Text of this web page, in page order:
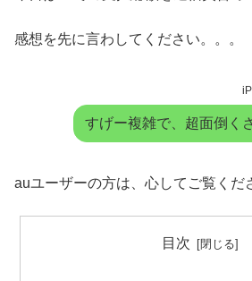
感想を先に言わしてください。。。
すげー複雑で、超面倒く
auユーザーの方は、心してご覧くだ
目次